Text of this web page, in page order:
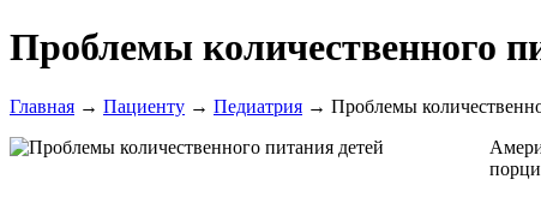
Проблемы количественного
Главная → Пациенту → Педиатрия → Проблемы